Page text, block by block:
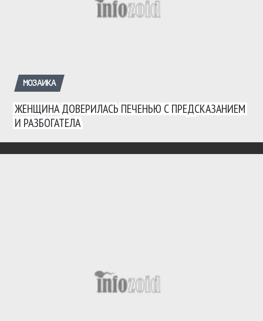
МОЗАИКА
ЖЕНЩИНА ДОВЕРИЛАСЬ ПЕЧЕНЬЮ С ПРЕДСКАЗАНИЕМ
И РАЗБОГАТЕЛА